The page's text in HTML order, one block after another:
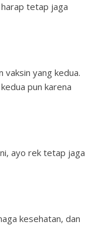
tetap jaga
vaksin yang kedua.
pun karena
ayo rek tetap jaga
kesehatan, dan